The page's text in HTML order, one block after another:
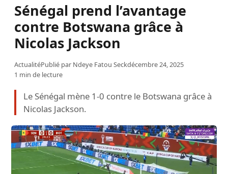
Sénégal prend l’avantage
contre Botswana grâce à
Nicolas Jackson
ActualitéPublié par Ndeye Fatou Seckdécembre 24, 2025
1 min de lecture
Le Sénégal mène 1-0 contre le Botswana grâce à
Nicolas Jackson.